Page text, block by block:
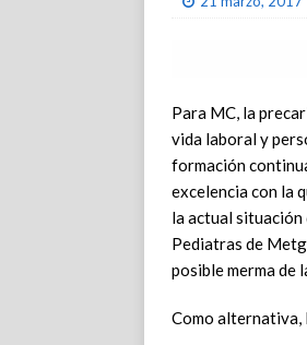
Para MC, la
vida laboral y
formación
excelencia con la
la actual
Pediatras de
posible merma de
Como alternativa,